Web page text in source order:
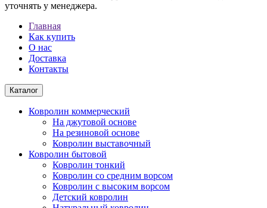
уточнять у менеджера.
Главная
Как купить
О нас
Доставка
Контакты
Каталог
Ковролин коммерческий
На джутовой основе
На резиновой основе
Ковролин выставочный
Ковролин бытовой
Ковролин тонкий
Ковролин со средним ворсом
Ковролин с высоким ворсом
Детский ковролин